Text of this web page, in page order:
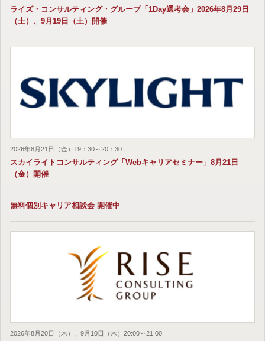
ライズ・コンサルティング・グループ「1Day選考会」2026年8月29日
（土）、9月19日（土）開催
2026年8月21日（金）19：30～20：30
スカイライトコンサルティング「Webキャリアセミナー」8月21日
（金）開催
無料個別キャリア相談会 開催中
2026年8月20日（木）、9月10日（木）20:00～21:00